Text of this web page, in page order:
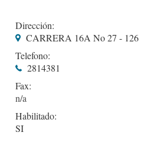
Dirección:
CARRERA 16A No 27 - 126
Telefono:
2814381
Fax:
Habilitado:
SI